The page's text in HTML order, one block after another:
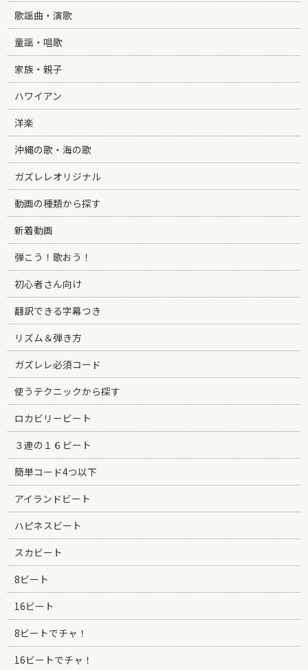
歌謡曲・演歌
童謡・唱歌
家族・親子
ハワイアン
洋楽
沖縄の歌・海の歌
ガズレレオリジナル
動画の種類から探す
新着動画
弾こう！歌おう！
初心者さん向け
翻訳できる字幕つき
リズム＆弾き方
ガズレレ必須コード
使うテクニックから探す
ロカビリービート
３連の１６ビート
簡単コード4つ以下
アイランドビート
ハピネスビート
スカビート
8ビート
16ビート
8ビートでチャ！
16ビートでチャ！